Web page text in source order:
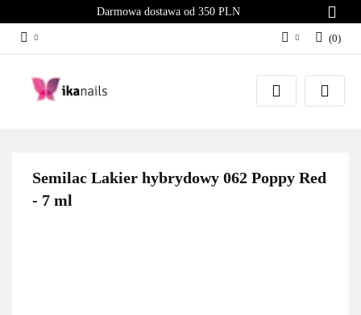
Darmowa dostawa od 350 PLN
Zaloguj się
Załóż konto
(0)
Semilac Lakier hybrydowy 062 Poppy Red
- 7 ml